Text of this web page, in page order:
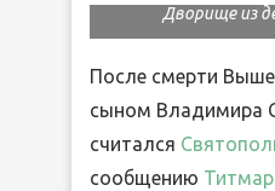
Дворище из
После смерти
сыном Владимира
считался
сообщению